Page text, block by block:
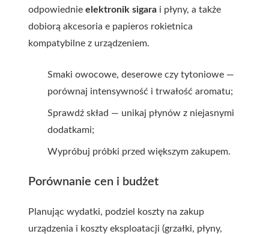
odpowiednie elektronik sigara i płyny, a także
dobiorą akcesoria e papieros rokietnica
kompatybilne z urządzeniem.
Smaki owocowe, deserowe czy tytoniowe —
porównaj intensywność i trwałość aromatu;
Sprawdź skład — unikaj płynów z niejasnymi
dodatkami;
Wypróbuj próbki przed większym zakupem.
Porównanie cen i budżet
Planując wydatki, podziel koszty na zakup
urządzenia i koszty eksploatacji (grzałki, płyny,